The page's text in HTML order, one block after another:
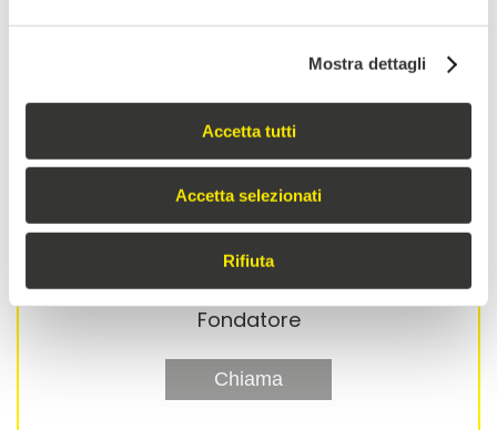
Mostra dettagli
Accetta tutti
Accetta selezionati
Rifiuta
Chiama
Sbaffi Massimiliano
Fondatore
Chiama